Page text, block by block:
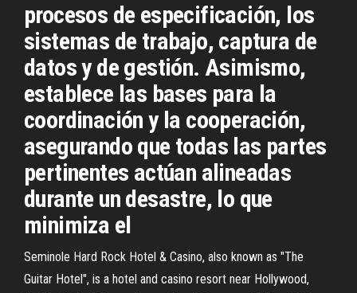
procesos de especificación, los
sistemas de trabajo, captura de
datos y de gestión. Asimismo,
establece las bases para la
coordinación y la cooperación,
asegurando que todas las partes
pertinentes actúan alineadas
durante un desastre, lo que
minimiza el
Seminole Hard Rock Hotel & Casino, also known as "The
Guitar Hotel", is a hotel and casino resort near Hollywood,